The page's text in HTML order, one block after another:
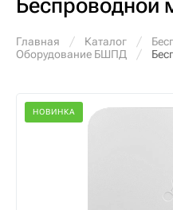
Беспроводной
Главная Каталог
Оборудование БШПД
НОВИНКА